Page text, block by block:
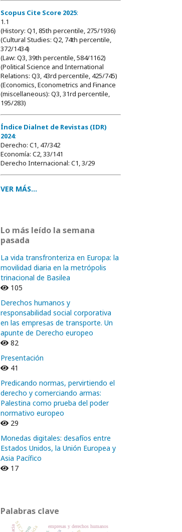
Scopus Cite Score 2025:
1.1
(History: Q1, 85th percentile, 275/1936)
(Cultural Studies: Q2, 74th percentile,
372/1434)
(Law: Q3, 39th percentile, 584/1162)
(Political Science and International
Relations: Q3, 43rd percentile, 425/745)
(Economics, Econometrics and Finance
(miscellaneous): Q3, 31rd percentile,
195/283)
Índice Dialnet de Revistas (IDR)
2024:
Derecho: C1, 47/342
Economía: C2, 33/141
Derecho Internacional: C1, 3/29
VER MÁS...
Lo más leído la semana
pasada
La vida transfronteriza en Europa: la
movilidad diaria en la metrópolis
trinacional de Basilea
105
Derechos humanos y
responsabilidad social corporativa
en las empresas de transporte. Un
apunte de Derecho europeo
82
Presentación
41
Predicando normas, pervirtiendo el
derecho y comerciando armas:
Palestina como prueba del poder
normativo europeo
29
Monedas digitales: desafíos entre
Estados Unidos, la Unión Europea y
Asia Pacífico
17
Palabras clave
empresas y derechos humanos
SECA